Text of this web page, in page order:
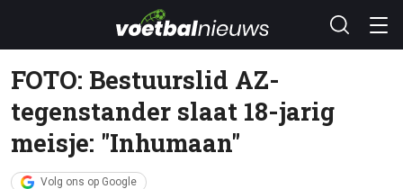
FOTO: Bestuurslid AZ-
tegenstander slaat 18-jarig
meisje: "Inhumaan"
Volg ons op Google